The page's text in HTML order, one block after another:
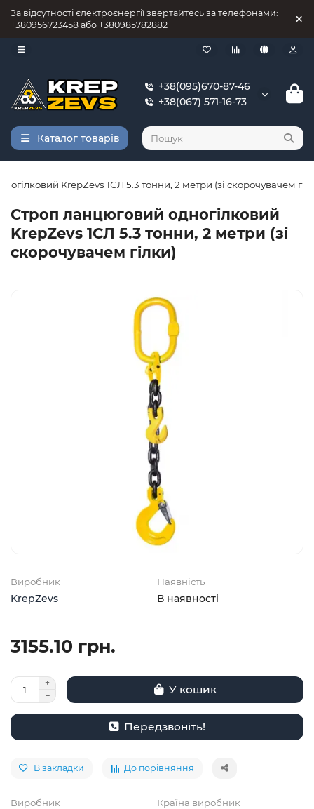
За відсутності єлектроєнергії звертайтесь за телефонами:
+380956723458 або +380985782882
+38(095)670-87-46
+38(067) 571-16-73
Каталог товарів
KrepZevs 1СЛ 5.3 тонни, 2 метри (зі скорочувачем
Строп ланцюговий одногілковий
KrepZevs 1СЛ 5.3 тонни, 2 метри (зі
скорочувачем гілки)
Виробник
KrepZevs
Наявність
В наявності
3155.10 грн.
У кошик
Передзвоніть!
В закладки До порівняння
Виробник Країна виробник